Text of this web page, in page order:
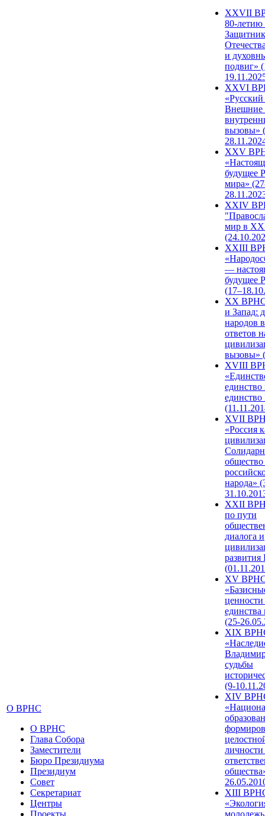
О ВРНС
О ВРНС
Глава Собора
Заместители
Бюро Президиума
Президиум
Совет
Секретариат
Центры
Проекты
ХХVII
80-
и
подвиг»
XXVI
Внешние
вызовы»
XXV
будущее
мира»
XXIV
мир в
XXIII
—
будущее
XX ВРНС
и Запад:
народов
ответов
вызовы»
XVIII
единство
единство
XVII
«Россия
народа»
XXII
по пути
диалога и
развития
XV
единства
(25-
XIX
судьбы
(9-
XIV
XIII